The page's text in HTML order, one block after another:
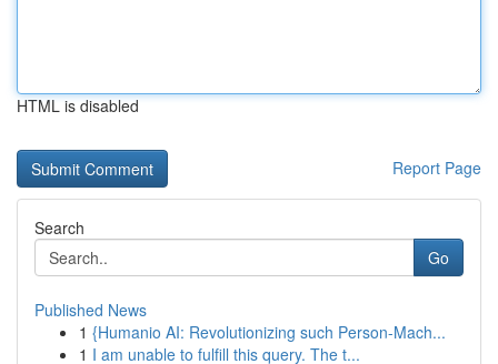
HTML is disabled
Report Page
Search
Go
Published News
1 {Humanio AI: Revolutionizing such Person-Mach...
1 I am unable to fulfill this query. The t...